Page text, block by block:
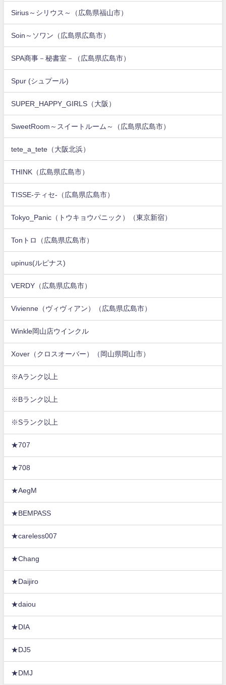
Sirius～シリウス～（広島県福山市）
Soin～ソワン（広島県広島市）
SPA商事－秘書室－（広島県広島市）
Spur (シュプール)
SUPER_HAPPY_GIRLS（大阪）
SweetRoom～スイートルーム～（広島県広島市）
tete_a_tete（大阪北浜）
THINK（広島県広島市）
TISSE-ティセ-（広島県広島市）
Tokyo_Panic（トウキョウパニック）（東京新宿）
Tonトロ（広島県広島市）
upinus(ルピナス)
VERDY（広島県広島市）
Vivienne（ヴィヴィアン）（広島県広島市）
Winkle岡山店ウインクル
Xover（クロスオーバー）（岡山県岡山市）
※Aランク以上
※Bランク以上
※Sランク以上
★707
★708
★AegM
★BEMPASS
★careless007
★Chang
★Daijiro
★daiou
★DIA
★DJ5
★DMJ